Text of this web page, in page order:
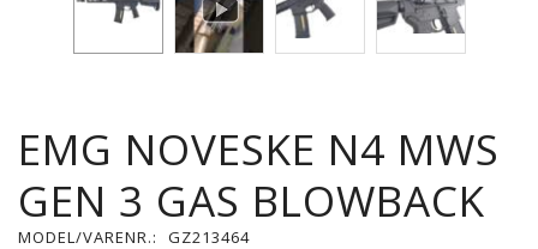
EMG NOVESKE N4 MWS
GEN 3 GAS BLOWBACK
MODEL/VARENR.: GZ213464